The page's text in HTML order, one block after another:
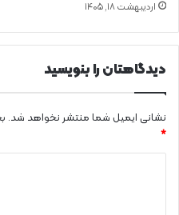
اردیبهشت ۱۸, ۱۴۰۵
دیدگاهتان را بنویسید
نشانی ایمیل شما منتشر نخواهد شد.
*